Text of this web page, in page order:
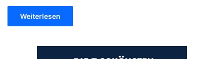
Weiterlesen